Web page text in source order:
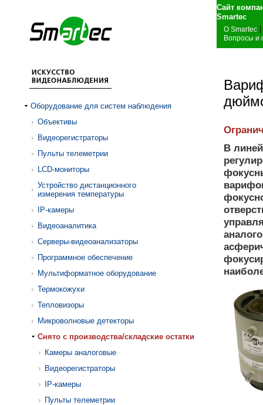
Сайт
О Smartec
Вопросы и
Оборудование для систем наблюдения
Объективы
Видеорегистраторы
Пульты телеметрии
LCD-мониторы
Устройство дистанционного
измерения температуры
IP-камеры
Видеоаналитика
Серверы-видеоанализаторы
Программное обеспечение
Мультиформатное оборудование
Термокожухи
Тепловизоры
Микроволновые детекторы
Cнято с производства/складские остатки
Камеры аналоговые
Видеорегистраторы
IP-камеры
Пульты телеметрии
В